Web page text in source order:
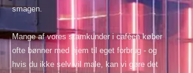
smagen.
Mange af vores stamkunder i caféen køber
ofte bønner med hjem til eget forbrug - og
hvis du ikke selv vil male, kan vi gøre det